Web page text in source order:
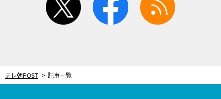
テレ朝POST 記事一覧